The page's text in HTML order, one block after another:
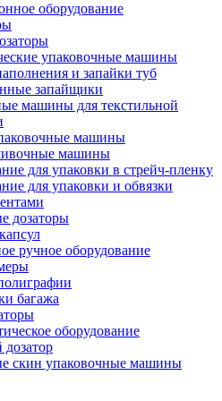
оборудование
упаковочные машины
и запайки туб
запайщики
машины для текстильной
машины
машины
для упаковки в стрейч-пленку
для упаковки и обвязки
дозаторы
ручное оборудование
багажа
оборудование
скин упаковочные машины